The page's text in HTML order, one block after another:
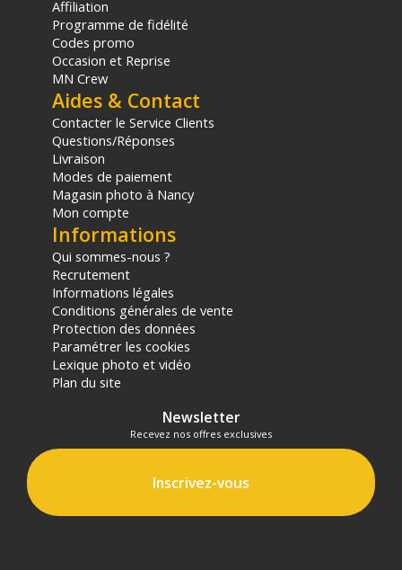
Affiliation
Programme de fidélité
Codes promo
Occasion et Reprise
MN Crew
Aides & Contact
Contacter le Service Clients
Questions/Réponses
Livraison
Modes de paiement
Magasin photo à Nancy
Mon compte
Informations
Qui sommes-nous ?
Recrutement
Informations légales
Conditions générales de vente
Protection des données
Paramétrer les cookies
Lexique photo et vidéo
Plan du site
Newsletter
Recevez nos offres exclusives
Inscrivez-vous